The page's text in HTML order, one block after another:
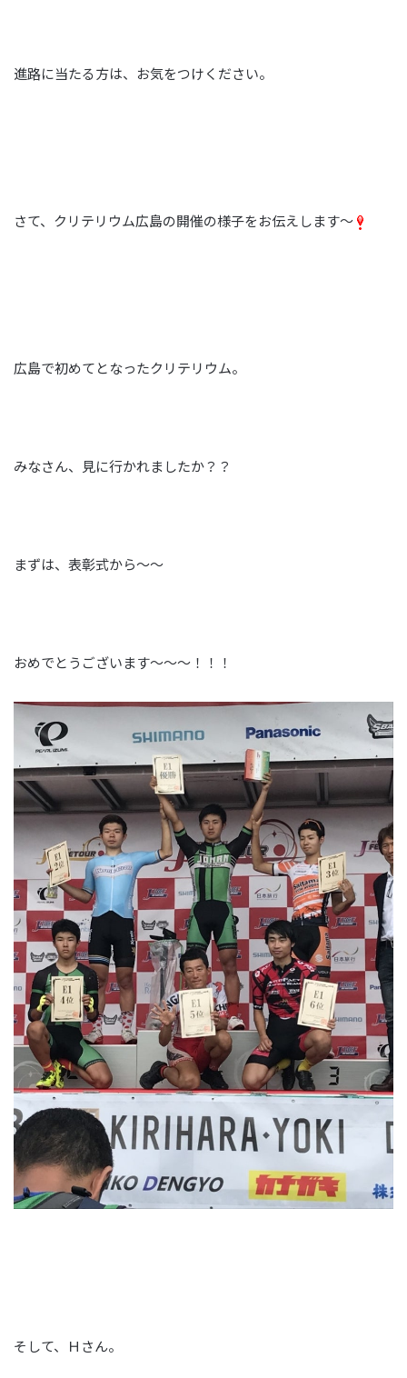
進路に当たる方は、お気をつけください。
さて、クリテリウム広島の開催の様子をお伝えします～
広島で初めてとなったクリテリウム。
みなさん、見に行かれましたか？？
まずは、表彰式から～～
おめでとうございます～～～！！！
そして、Ｈさん。